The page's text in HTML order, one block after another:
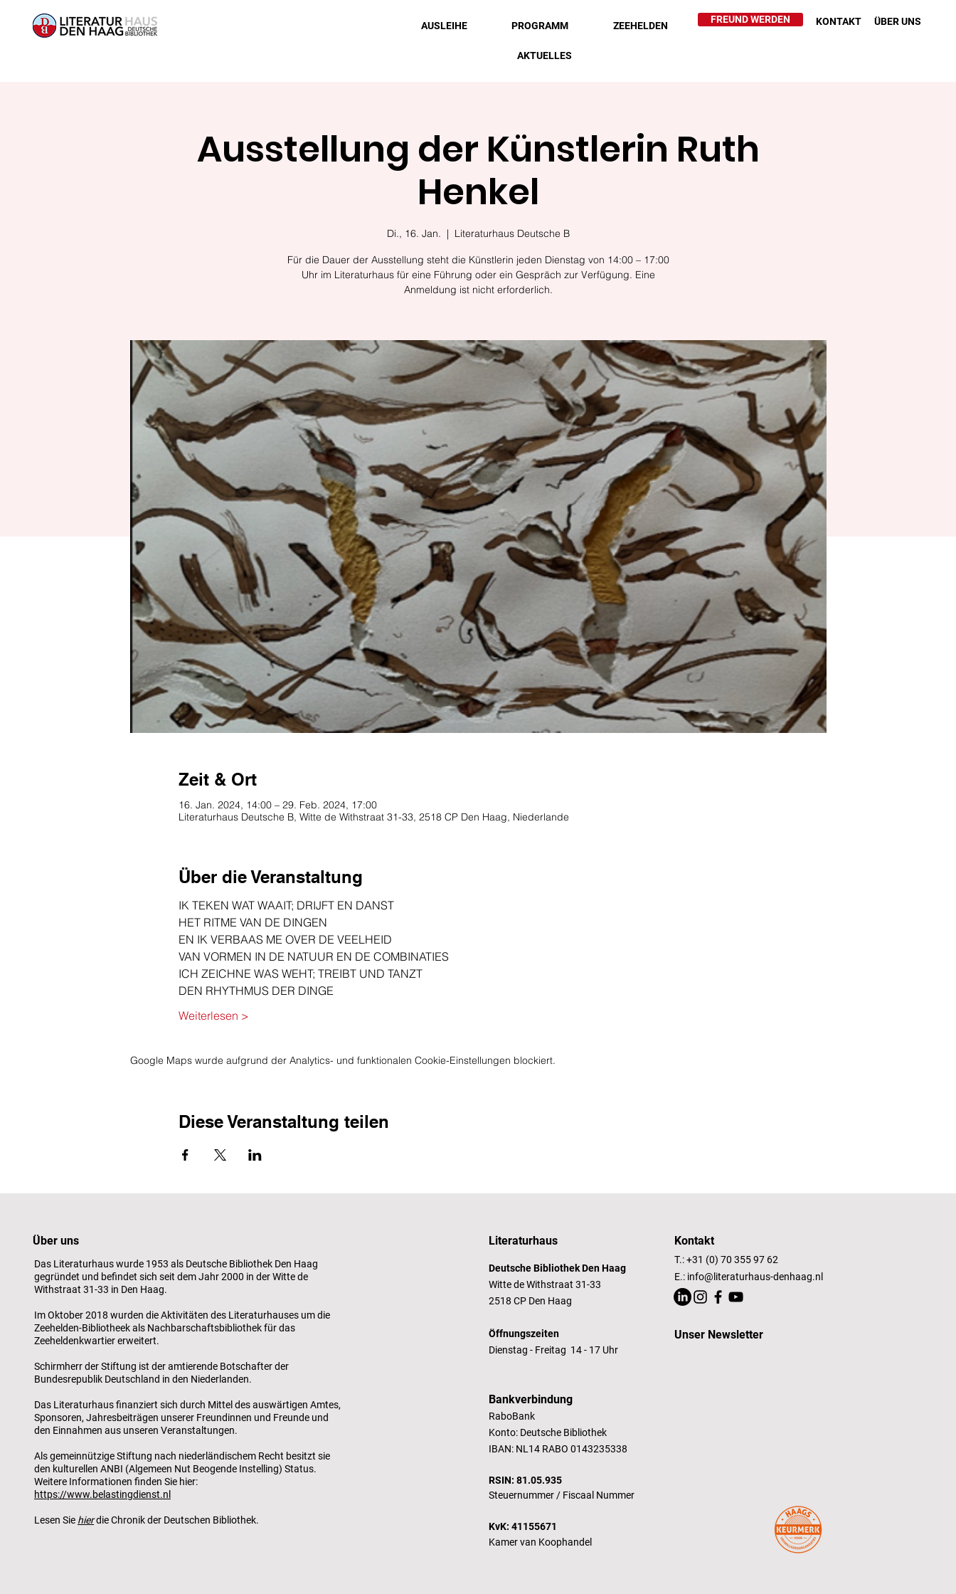
AUSLEIHE PROGRAMM ZEEHELDEN
AKTUELLES
FREUND WERDEN KONTAKT ÜBER UNS
Ausstellung der Künstlerin Ruth
Henkel
Di., 16. Jan.
  |
Literaturhaus Deutsche B
Für die Dauer der Ausstellung steht die Künstlerin jeden Dienstag von 14:00 – 17:00
Uhr im Literaturhaus für eine Führung oder ein Gespräch zur Verfügung. Eine
Anmeldung ist nicht erforderlich.
Zeit & Ort
16. Jan. 2024, 14:00 – 29. Feb. 2024, 17:00
Literaturhaus Deutsche B, Witte de Withstraat 31-33, 2518 CP Den Haag, Niederlande
Über die Veranstaltung
IK TEKEN WAT WAAIT; DRIJFT EN DANST
HET RITME VAN DE DINGEN
EN IK VERBAAS ME OVER DE VEELHEID
VAN VORMEN IN DE NATUUR EN DE COMBINATIES
ICH ZEICHNE WAS WEHT; TREIBT UND TANZT
DEN RHYTHMUS DER DINGE
Weiterlesen >
Google Maps wurde aufgrund der Analytics- und funktionalen Cookie-Einstellungen blockiert.
Diese Veranstaltung teilen
Über uns
Das Literaturhaus wurde 1953 als Deutsche Bibliothek Den Haag
gegründet und befindet sich seit dem Jahr 2000 in der Witte de
Withstraat 31-33 in Den Haag.
Im Oktober 2018 wurden die Aktivitäten des Literaturhauses um die
Zeehelden-Bibliotheek als Nachbarschaftsbibliothek für das
Zeeheldenkwartier erweitert.
Schirmherr der Stiftung ist der amtierende Botschafter der
Bundesrepublik Deutschland in den Niederlanden.
Das Literaturhaus finanziert sich durch Mittel des auswärtigen Amtes,
Sponsoren, Jahresbeiträgen unserer Freundinnen und Freunde und
den Einnahmen aus unseren Veranstaltungen.
Als gemeinnützige Stiftung nach niederländischem Recht besitzt sie
den kulturellen ANBI (Algemeen Nut Beogende Instelling) Status.
Weitere Informationen finden Sie hier:
https://www.belastingdienst.nl
Lesen Sie hierdie Chronik der Deutschen Bibliothek.
Literaturhaus
Deutsche Bibliothek Den Haag
Witte de Withstraat 31-33
2518 CP Den Haag
Öffnungszeiten
Dienstag - Freitag 14 - 17 Uhr
Bankverbindung
RaboBank
Konto: Deutsche Bibliothek
IBAN: NL14 RABO 0143235338
RSIN: 81.05.935
Steuernummer / Fiscaal Nummer
KvK: 41155671
Kamer van Koophandel
Kontakt
T.: +31 (0) 70 355 97 62
E.: info@literaturhaus-denhaag.nl
Unser Newsletter